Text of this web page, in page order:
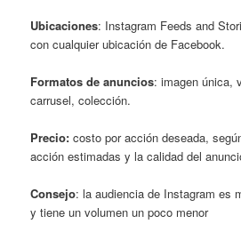
Ubicaciones: Instagram Feeds and
con cualquier ubicación de Facebook.
Formatos de anuncios: imagen única,
carrusel, colección.
Precio: costo por acción deseada,
acción estimadas y la calidad del
Consejo: la audiencia de Instagram es
y tiene un volumen un poco menor